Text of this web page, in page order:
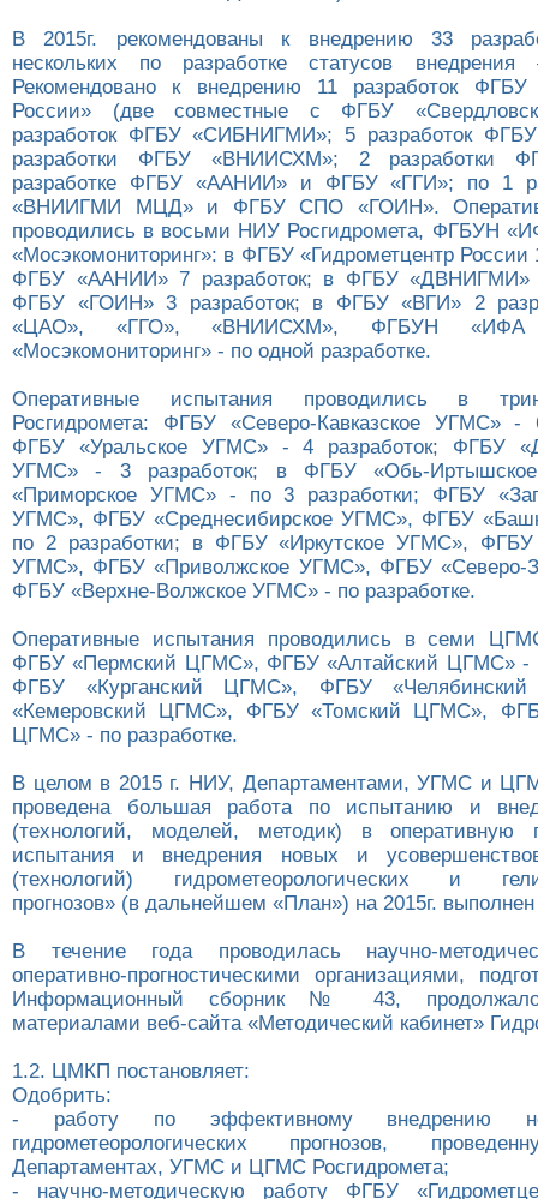
В 2015г. рекомендованы к внедрению 33
нескольких по разработке статусов
Рекомендовано к внедрению 11 разработок ФГБУ
России» (две совместные с ФГБУ
разработок ФГБУ «СИБНИГМИ»; 5 разработок
разработки ФГБУ «ВНИИСХМ»; 2 разработки
разработке ФГБУ «ААНИИ» и ФГБУ «ГГИ»; по 1
«ВНИИГМИ МЦД» и ФГБУ СПО «ГОИН».
проводились в восьми НИУ Росгидромета, ФГБУН
«Мосэкомониторинг»: в ФГБУ «Гидрометцентр России
ФГБУ «ААНИИ» 7 разработок; в ФГБУ «ДВНИГМИ»
ФГБУ «ГОИН» 3 разработок; в ФГБУ «ВГИ» 2
«ЦАО», «ГГО», «ВНИИСХМ», ФГБУН
«Мосэкомониторинг» - по одной разработке.
Оперативные испытания проводились в
Росгидромета: ФГБУ «Северо-Кавказское УГМС» -
ФГБУ «Уральское УГМС» - 4 разработок; ФГБУ
УГМС» - 3 разработок; в ФГБУ «Обь-
«Приморское УГМС» - по 3 разработки; ФГБУ
УГМС», ФГБУ «Среднесибирское УГМС», ФГБУ
по 2 разработки; в ФГБУ «Иркутское УГМС», ФГБУ
УГМС», ФГБУ «Приволжское УГМС», ФГБУ «Северо-
ФГБУ «Верхне-Волжское УГМС» - по разработке.
Оперативные испытания проводились в семи
ФГБУ «Пермский ЦГМС», ФГБУ «Алтайский ЦГМС» -
ФГБУ «Курганский ЦГМС», ФГБУ
«Кемеровский ЦГМС», ФГБУ «Томский ЦГМС»,
ЦГМС» - по разработке.
В целом в 2015 г. НИУ, Департаментами, УГМС и
проведена большая работа по испытанию и
(технологий, моделей, методик) в оперативную
испытания и внедрения новых и
(технологий) гидрометеорологических и
прогнозов» (в дальнейшем «План») на 2015г.
В течение года проводилась научно-
оперативно-прогностическими организациями,
Информационный сборник № 43,
материалами веб-сайта «Методический кабинет»
1.2. ЦМКП постановляет:
Одобрить:
- работу по эффективному внедрению
гидрометеорологических прогнозов,
Департаментах, УГМС и ЦГМС Росгидромета;
- научно-методическую работу ФГБУ